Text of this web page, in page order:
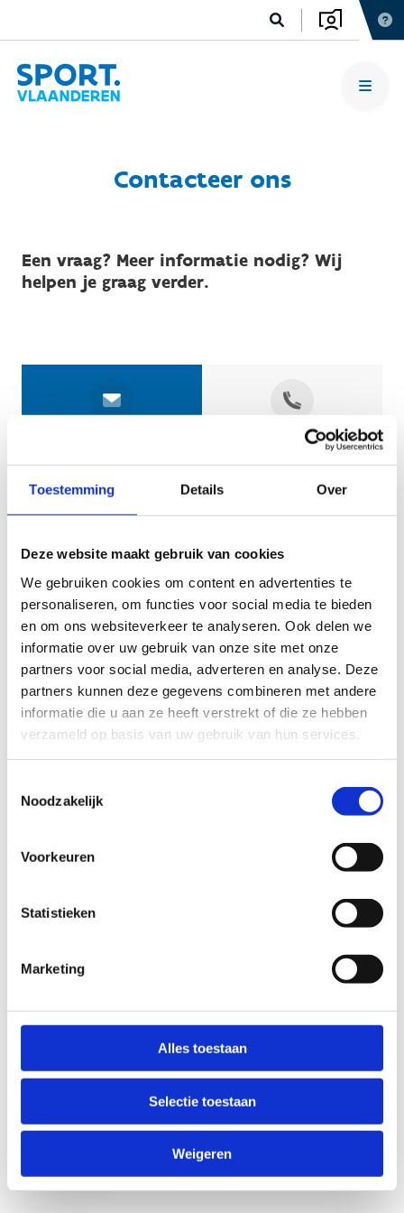
Toestemming Details Over
Deze website maakt gebruik van cookies
We gebruiken cookies om content en advertenties te
personaliseren, om functies voor social media te bieden
en om ons websiteverkeer te analyseren. Ook delen we
informatie over uw gebruik van onze site met onze
partners voor social media, adverteren en analyse. Deze
partners kunnen deze gegevens combineren met andere
informatie die u aan ze heeft verstrekt of die ze hebben
verzameld op basis van uw gebruik van hun services.
Noodzakelijk
Voorkeuren
Statistieken
Marketing
Alles toestaan
Selectie toestaan
Weigeren
Contacteer ons
Een vraag? Meer informatie nodig? Wij
helpen je graag verder.
Geef aan tot welk domein jouw vraag behoort
KIES EEN DOMEIN
Jouw vraag
Anti-Robot Verification
Click to start verification
Verzend